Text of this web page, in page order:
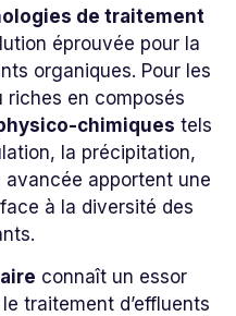
de traitement
éprouvée pour la
organiques. Pour les
riches en composés
chimiques tels
la précipitation,
avancée apportent une
à la diversité des
connaît un essor
traitement d’effluents